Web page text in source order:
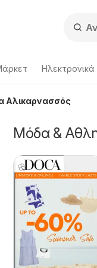
Hλεκτρονικά
Αλικαρνασσός
Μόδα &